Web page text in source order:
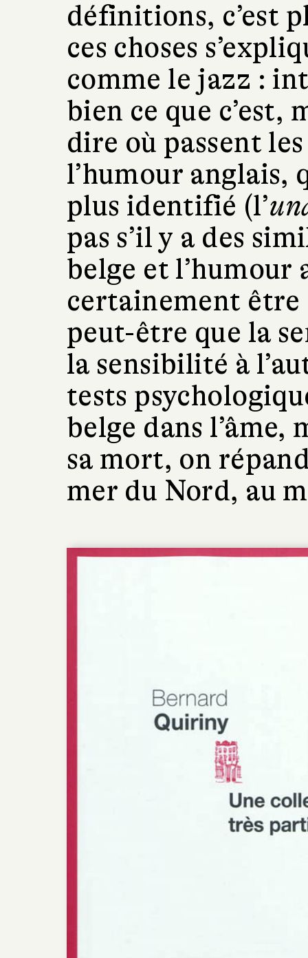
définitions, c’est
ces choses
comme le jazz :
bien ce que c’est,
dire où passent
l’humour anglais,
plus identifié (l’
pas s’il y a des
belge et l’humour
certainement être
peut-être que la
la sensibilité à
tests
belge dans l’âme,
sa mort, on
mer du Nord, au